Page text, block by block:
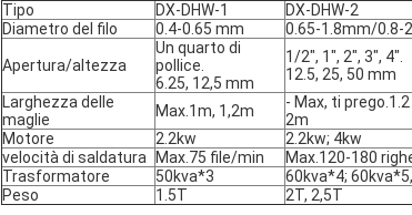
Tipo DX-DHW-1 DX-DHW-2
Diametro del filo
0.4-0.65 mm 0.65-1.8mm/0.8-
Apertura/altezza
Un quarto di
pollice.
6.25, 12,5 mm
1/2", 1", 2", 3", 4".
12.5, 25, 50 mm
Larghezza delle
maglie
Max.1m, 1,2m
- Max, ti
2m
Motore
2.2kw 2.2kw; 4kw
velocità di saldatura
Max.75 file/min Max.120-180
Trasformatore
50kva*3 60kva*4;
Peso
1.5T 2T, 2,5T